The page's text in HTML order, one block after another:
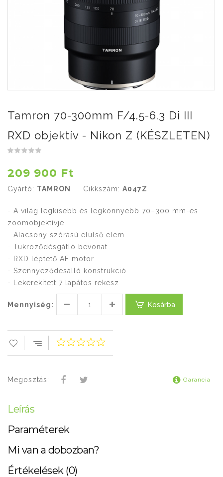
Tamron 70-300mm F/4.5-6.3 Di III
RXD objektív - Nikon Z (KÉSZLETEN)
209 900 Ft
Gyártó: TAMRON Cikkszám: A047Z
- A világ legkisebb és legkönnyebb 70–300 mm-es
zoomobjektívje.
- Alacsony szórású elülső elem
- Tükröződésgátló bevonat
- RXD léptető AF motor
- Szennyeződésálló konstrukció
- Lekerekített 7 lapátos rekesz
Mennyiség: Kosárba
Megosztás: Garancia
Leírás
Paraméterek
Mi van a dobozban?
Értékelések (0)